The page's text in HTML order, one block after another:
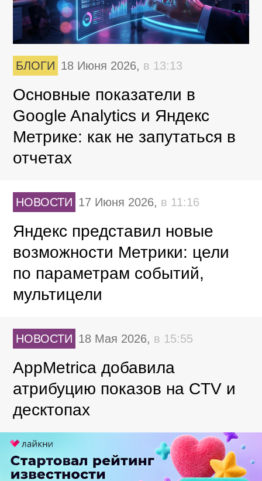
БЛОГИ 18 Июня 2026, в 13:13
Основные показатели в
Google Analytics и Яндекс
Метрике: как не запутаться в
отчетах
НОВОСТИ 17 Июня 2026, в 11:16
Яндекс представил новые
возможности Метрики: цели
по параметрам событий,
мультицели
НОВОСТИ 18 Мая 2026, в 15:55
AppMetrica добавила
атрибуцию показов на CTV и
десктопах